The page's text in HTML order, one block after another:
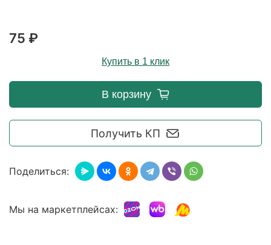
75 ₽
Купить в 1 клик
Получить КП
В корзину
Поделиться:
Мы на маркетплейсах: